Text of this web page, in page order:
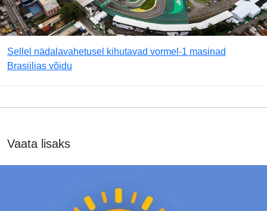
Sellel nädalavahetusel kihutavad vormel-1 masinad
Brasiilias võidu
Vaata lisaks